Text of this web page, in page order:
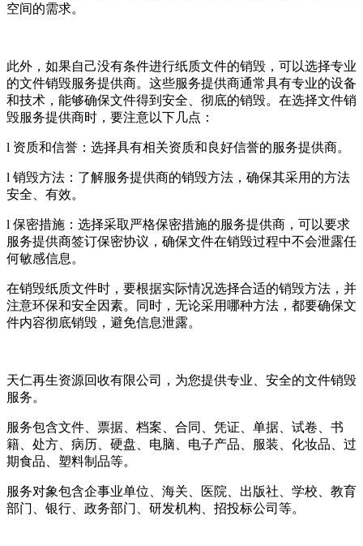
空间的需求。
此外，如果自己没有条件进行纸质文件的销毁，可以选择专业
的文件销毁服务提供商。这些服务提供商通常具有专业的设备
和技术，能够确保文件得到安全、彻底的销毁。在选择文件销
毁服务提供商时，要注意以下几点：
l 资质和信誉：选择具有相关资质和良好信誉的服务提供商。
l 销毁方法：了解服务提供商的销毁方法，确保其采用的方法
安全、有效。
l 保密措施：选择采取严格保密措施的服务提供商，可以要求
服务提供商签订保密协议，确保文件在销毁过程中不会泄露任
何敏感信息。
在销毁纸质文件时，要根据实际情况选择合适的销毁方法，并
注意环保和安全因素。同时，无论采用哪种方法，都要确保文
件内容彻底销毁，避免信息泄露。
天仁再生资源回收有限公司，为您提供专业、安全的文件销毁
服务。
服务包含文件、票据、档案、合同、凭证、单据、试卷、书
籍、处方、病历、硬盘、电脑、电子产品、服装、化妆品、过
期食品、塑料制品等。
服务对象包含企事业单位、海关、医院、出版社、学校、教育
部门、银行、政务部门、研发机构、招投标公司等。